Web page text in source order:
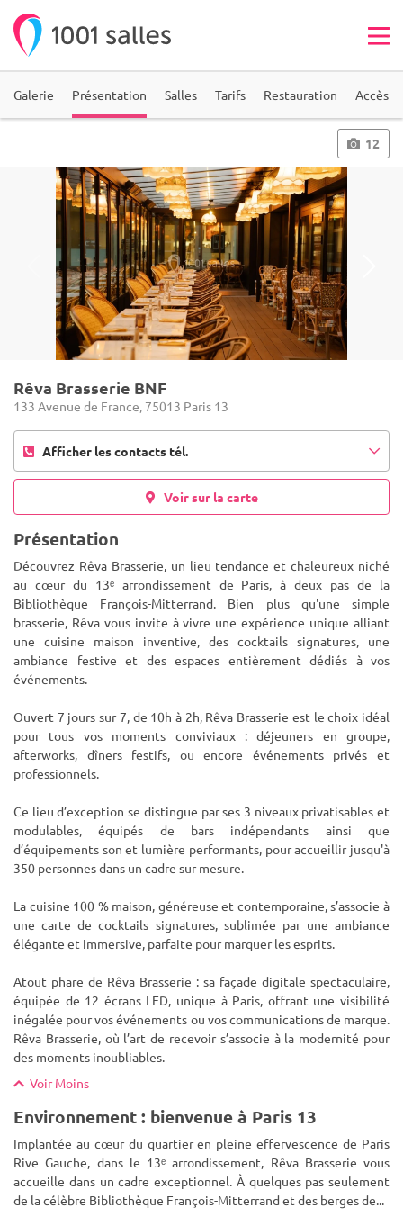
Galerie Présentation Salles Tarifs Restauration Accès
12
Rêva Brasserie BNF
133 Avenue de France, 75013 Paris 13
Afficher les contacts tél.
Voir sur la carte
Présentation
Découvrez Rêva Brasserie, un lieu tendance et chaleureux niché
au cœur du 13ᵉ arrondissement de Paris, à deux pas de la
Bibliothèque François-Mitterrand. Bien plus qu'une simple
brasserie, Rêva vous invite à vivre une expérience unique alliant
une cuisine maison inventive, des cocktails signatures, une
ambiance festive et des espaces entièrement dédiés à vos
événements.
Ouvert 7 jours sur 7, de 10h à 2h, Rêva Brasserie est le choix idéal
pour tous vos moments conviviaux : déjeuners en groupe,
afterworks, dîners festifs, ou encore événements privés et
professionnels.
Ce lieu d’exception se distingue par ses 3 niveaux privatisables et
modulables, équipés de bars indépendants ainsi que
d’équipements son et lumière performants, pour accueillir jusqu'à
350 personnes dans un cadre sur mesure.
La cuisine 100 % maison, généreuse et contemporaine, s’associe à
une carte de cocktails signatures, sublimée par une ambiance
élégante et immersive, parfaite pour marquer les esprits.
Atout phare de Rêva Brasserie : sa façade digitale spectaculaire,
équipée de 12 écrans LED, unique à Paris, offrant une visibilité
inégalée pour vos événements ou vos communications de marque.
Rêva Brasserie, où l’art de recevoir s’associe à la modernité pour
des moments inoubliables.
Voir Moins
Environnement : bienvenue à Paris 13
Implantée au cœur du quartier en pleine effervescence de Paris
Rive Gauche, dans le 13ᵉ arrondissement, Rêva Brasserie vous
accueille dans un cadre exceptionnel. À quelques pas seulement
de la célèbre Bibliothèque François-Mitterrand et des berges de...